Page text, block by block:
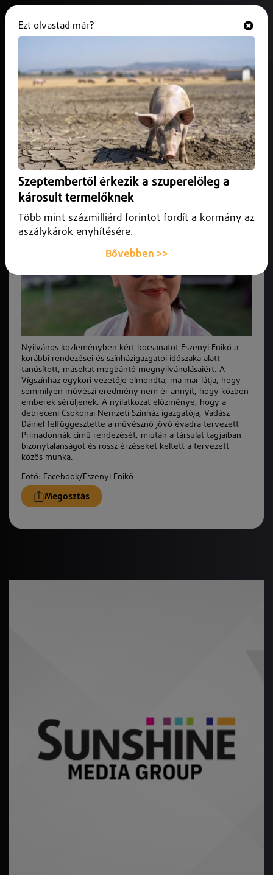
Nyilvános közleményben kért
bocsánatot Eszenyi Enikő
2026. május 30.Debrecen Helyi
Nyilvános közleményben kért bocsánatot Eszenyi Enikő a
tanúsított, másokat megbántó megnyilvánulásaiért.
Nyilvános közleményben kért bocsánatot Eszenyi Enikő a
korábbi rendezései és színházigazgatói időszaka alatt
tanúsított, másokat megbántó megnyilvánulásaiért. A
Vígszínház egykori vezetője elmondta, ma már látja, hogy
semmilyen művészi eredmény nem ér annyit, hogy közben
emberek sérüljenek. A nyilatkozat előzménye, hogy a
debreceni Csokonai Nemzeti Színház igazgatója, Vadász
Dániel felfüggesztette a művésznő jövő évadra tervezett
Primadonnák című rendezését, miután a társulat tagjaiban
bizonytalanságot és rossz érzéseket keltett a tervezett
közös munka.
Fotó: Facebook/Eszenyi Enikő
Megosztás
Ezt olvastad már?
Szeptembertől érkezik a szuperelőleg a
károsult termelőknek
Több mint százmilliárd forintot fordít a kormány az
aszálykárok enyhítésére.
Bővebben >>